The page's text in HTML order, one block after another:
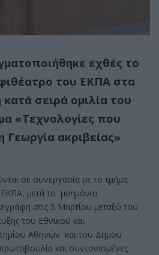
εχθές το
του ΕΚΠΑ στα
σειρά ομιλία του
«Τεχνολογίες που
ακριβείας»
σε συνεργασία με το τμήμα
ΕΚΠΑ, μετά το μνημόνιο
στις 5 Μαρτίου μεταξύ του
του Εθνικού και
Αθηνών και του Δήμου
και συντονισμένες